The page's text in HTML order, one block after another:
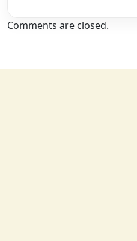
Comments are closed.